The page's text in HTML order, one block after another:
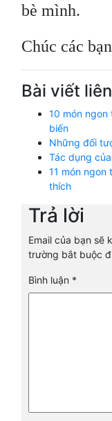
bè mình.
Chúc các
Bài viết
10 món ngon
biến
Những đối
Tác dụng
11 món ngon
thích
Trả lời
Email của bạn sẽ
trường bắt buộc
Bình luận *